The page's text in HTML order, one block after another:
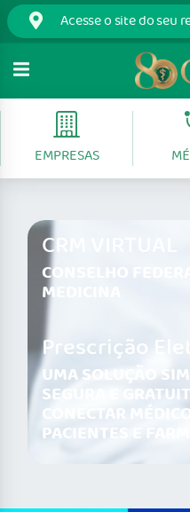
EMPRESAS
CRM VIRTUAL
CONSELHO
MEDICINA
Prescrição
UMA SOLUÇÃO
SEGURA E
CONECTAR
PACIENTES E